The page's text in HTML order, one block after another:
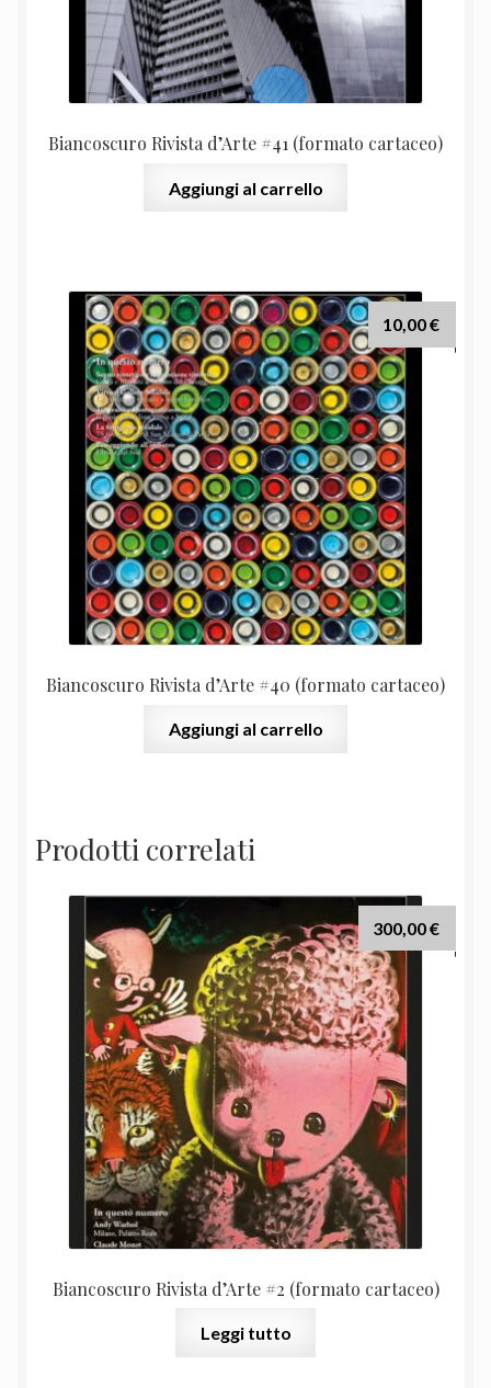
Biancoscuro Rivista d’Arte #41 (formato cartaceo)
Aggiungi al carrello
Biancoscuro Rivista d’Arte #40 (formato cartaceo)
10,00€
Aggiungi al carrello
Prodotti correlati
Biancoscuro Rivista d’Arte #2 (formato cartaceo)
300,00€
Leggi tutto